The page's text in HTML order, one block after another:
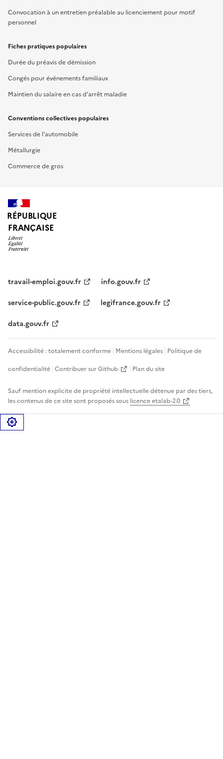
Convocation à un entretien préalable au licenciement pour motif
personnel
Fiches pratiques populaires
Durée du préavis de démission
Congés pour événements familiaux
Maintien du salaire en cas d'arrêt maladie
Conventions collectives populaires
Services de l'automobile
Métallurgie
Commerce de gros
RÉPUBLIQUE
FRANÇAISE
travail-emploi.gouv.fr
info.gouv.fr
service-public.gouv.fr
legifrance.gouv.fr
data.gouv.fr
Accessibilité : totalement conforme Mentions légales Politique de
confidentialité Contribuer sur Github Plan du site
Sauf mention explicite de propriété intellectuelle détenue par des tiers,
les contenus de ce site sont proposés sous licence etalab-2.0
Gérer les cookies